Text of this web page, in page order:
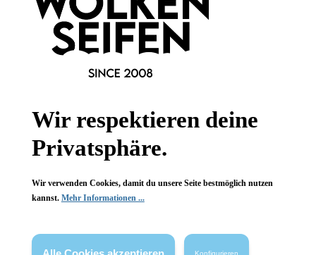
Gesetzliche Informationen
Wissenswertes
Vertrag widerrufen
Wir respektieren deine
Privatsphäre.
Wir verwenden Cookies, damit du unsere Seite bestmöglich nutzen
kannst. Mehr Informationen ...
Konfigurieren